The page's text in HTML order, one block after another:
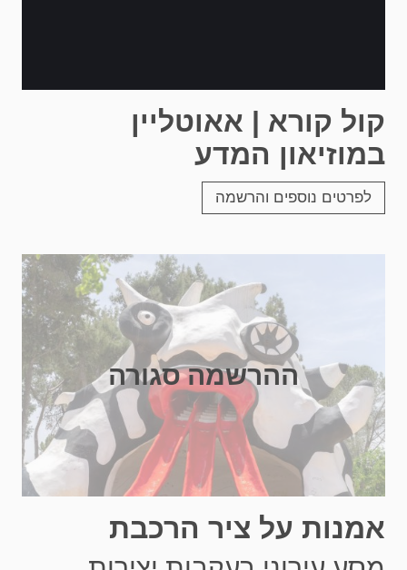
קול קורא | אאוטליין
במוזיאון המדע
לפרטים נוספים והרשמה
ההרשמה סגורה
אמנות על ציר הרכבת